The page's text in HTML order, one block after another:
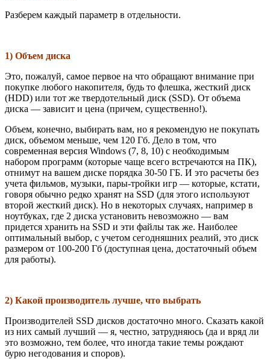
Разберем каждый параметр в отдельности.
1) Объем диска
Это, пожалуй, самое первое на что обращают внимание при
покупке любого накопителя, будь то флешка, жесткий диск
(HDD) или тот же твердотельный диск (SSD). От объема
диска — зависит и цена (причем, существенно!).
Объем, конечно, выбирать вам, но я рекомендую не покупать
диск, объемом меньше, чем 120 Гб. Дело в том, что
современная версия Windows (7, 8, 10) с необходимым
набором программ (которые чаще всего встречаются на ПК),
отнимут на вашем диске порядка 30-50 ГБ. И это расчеты без
учета фильмов, музыки, пары-тройки игр — которые, кстати,
говоря обычно редко хранят на SSD (для этого используют
второй жесткий диск). Но в некоторых случаях, например в
ноутбуках, где 2 диска установить невозможно — вам
придется хранить на SSD и эти файлы так же. Наиболее
оптимальный выбор, с учетом сегодняшних реалий, это диск
размером от 100-200 Гб (доступная цена, достаточный объем
для работы).
2) Какой производитель лучше, что выбрать
Производителей SSD дисков достаточно много. Сказать какой
из них самый лучший — я, честно, затрудняюсь (да и вряд ли
это возможно, тем более, что иногда такие темы рождают
бурю негодования и споров).